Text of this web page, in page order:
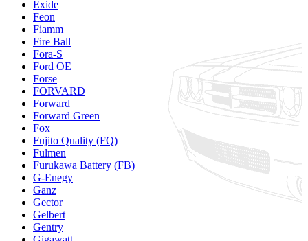
Exide
Feon
Fiamm
Fire Ball
Fora-S
Ford OE
Forse
FORVARD
Forward
Forward Green
Fox
Fujito Quality (FQ)
Fulmen
Furukawa Battery (FB)
G-Enegy
Ganz
Gector
Gelbert
Gentry